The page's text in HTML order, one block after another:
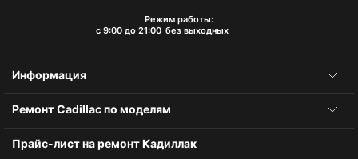
Режим работы:
с 9:00 до 21:00 без выходных
Информация
Ремонт Cadillac по моделям
Прайс-лист на ремонт Кадиллак